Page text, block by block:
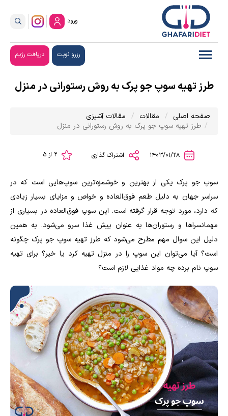
ورود
رزرو نوبت دریافت رژیم
طرز تهیه سوپ جو پرک به روش رستورانی در منزل
صفحه اصلی مقالات
مقالات آشپزی
طرز تهیه سوپ جو پرک به روش رستورانی در منزل
1403/01/28 اشتراک گذاری
سوپ جو پرک یکی از بهترین و خوشمزه‌ترین سوپ‌هایی است که در
سراسر جهان به دلیل طعم فوق‌العاده و خواص و مزایای بسیار زیادی
که دارد، مورد توجه قرار گرفته است. این سوپ فوق‌العاده در بسیاری از
مهمانسراها و رستوران‌ها به عنوان پیش غذا سرو می‌شود. به همین
دلیل این سوال مهم مطرح می‌شود که طرز تهیه سوپ جو پرک چگونه
است؟ آیا می‌توان این سوپ را در منزل تهیه کرد یا خیر؟ برای تهیه
سوپ نام برده چه مواد غذایی لازم است؟